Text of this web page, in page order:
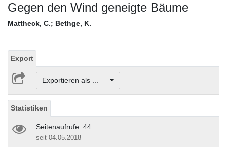
Gegen den Wind geneigte Bäume
Mattheck, C.; Bethge, K.
Export
Exportieren als ...
Statistiken
Seitenaufrufe: 44
seit 04.05.2018